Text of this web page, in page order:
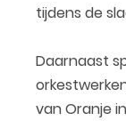
tijdens de
Daarnaast
van Oranje